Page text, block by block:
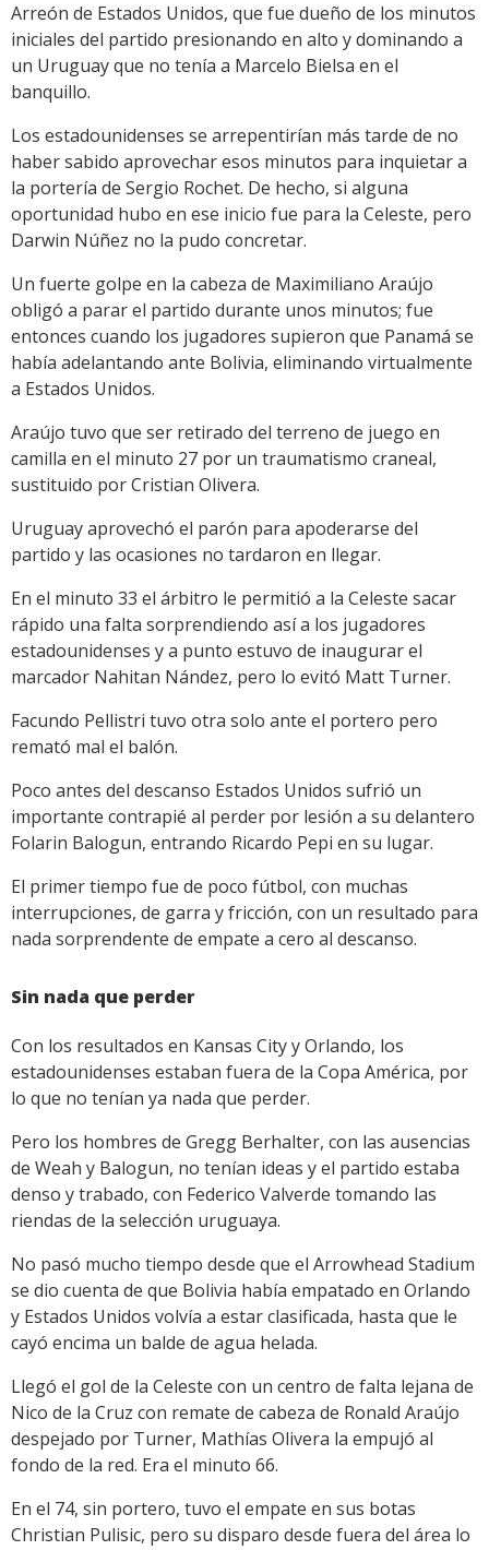
Arreón de Estados Unidos, que fue dueño de los minutos
iniciales del partido presionando en alto y dominando a
un Uruguay que no tenía a Marcelo Bielsa en el
banquillo.
Los estadounidenses se arrepentirían más tarde de no
haber sabido aprovechar esos minutos para inquietar a
la portería de Sergio Rochet. De hecho, si alguna
oportunidad hubo en ese inicio fue para la Celeste, pero
Darwin Núñez no la pudo concretar.
Un fuerte golpe en la cabeza de Maximiliano Araújo
obligó a parar el partido durante unos minutos; fue
entonces cuando los jugadores supieron que Panamá se
había adelantando ante Bolivia, eliminando virtualmente
a Estados Unidos.
Araújo tuvo que ser retirado del terreno de juego en
camilla en el minuto 27 por un traumatismo craneal,
sustituido por Cristian Olivera.
Uruguay aprovechó el parón para apoderarse del
partido y las ocasiones no tardaron en llegar.
En el minuto 33 el árbitro le permitió a la Celeste sacar
rápido una falta sorprendiendo así a los jugadores
estadounidenses y a punto estuvo de inaugurar el
marcador Nahitan Nández, pero lo evitó Matt Turner.
Facundo Pellistri tuvo otra solo ante el portero pero
remató mal el balón.
Poco antes del descanso Estados Unidos sufrió un
importante contrapié al perder por lesión a su delantero
Folarin Balogun, entrando Ricardo Pepi en su lugar.
El primer tiempo fue de poco fútbol, con muchas
interrupciones, de garra y fricción, con un resultado para
nada sorprendente de empate a cero al descanso.
Sin nada que perder
Con los resultados en Kansas City y Orlando, los
estadounidenses estaban fuera de la Copa América, por
lo que no tenían ya nada que perder.
Pero los hombres de Gregg Berhalter, con las ausencias
de Weah y Balogun, no tenían ideas y el partido estaba
denso y trabado, con Federico Valverde tomando las
riendas de la selección uruguaya.
No pasó mucho tiempo desde que el Arrowhead Stadium
se dio cuenta de que Bolivia había empatado en Orlando
y Estados Unidos volvía a estar clasificada, hasta que le
cayó encima un balde de agua helada.
Llegó el gol de la Celeste con un centro de falta lejana de
Nico de la Cruz con remate de cabeza de Ronald Araújo
despejado por Turner, Mathías Olivera la empujó al
fondo de la red. Era el minuto 66.
En el 74, sin portero, tuvo el empate en sus botas
Christian Pulisic, pero su disparo desde fuera del área lo